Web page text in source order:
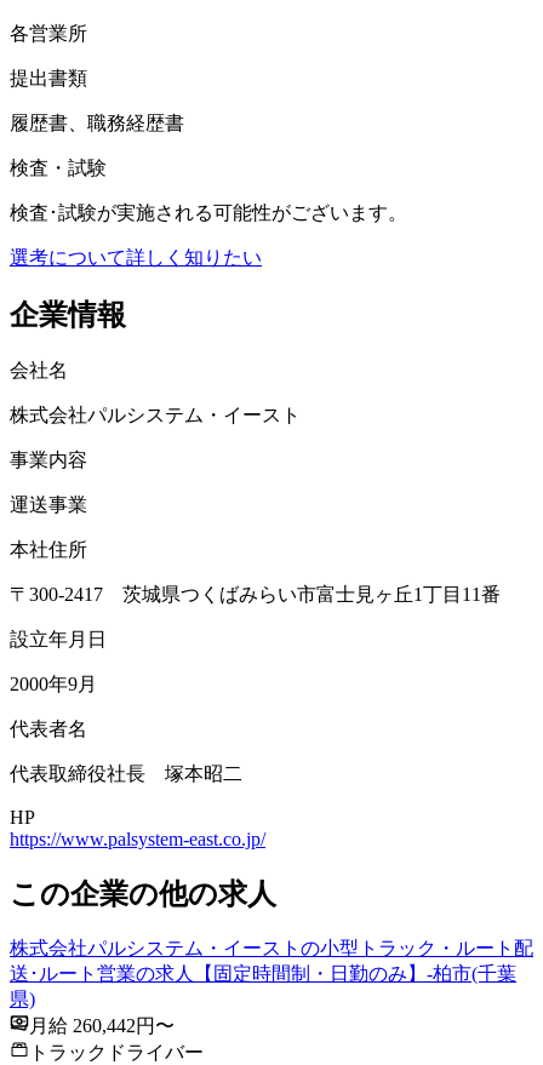
各営業所
提出書類
履歴書、職務経歴書
検査・試験
検査･試験が実施される可能性がございます。
選考について詳しく知りたい
企業情報
会社名
株式会社パルシステム・イースト
事業内容
運送事業
本社住所
〒300-2417 茨城県つくばみらい市富士見ヶ丘1丁目11番
設立年月日
2000年9月
代表者名
代表取締役社長 塚本昭二
HP
https://www.palsystem-east.co.jp/
この企業の他の求人
株式会社パルシステム・イーストの小型トラック・ルート配
送･ルート営業の求人【固定時間制・日勤のみ】-柏市(千葉
県)
月給 260,442円〜
トラックドライバー